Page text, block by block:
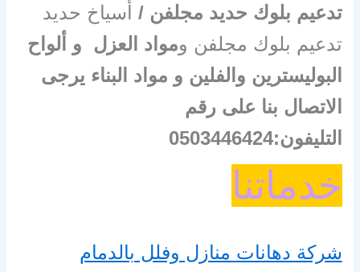
تدعيم بلوك حديد مجلفن / أسياخ حديد
تدعيم بلوك مجلفن ومواد العزل و ألواح
البوليسترين والفلين و مواد البناء يرجى
الاتصال بنا على رقم
التليفون:0503446424
خدماتنا
شركة دهانات منازل وفلل بالدمام